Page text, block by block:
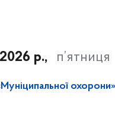
р., п’ятниця